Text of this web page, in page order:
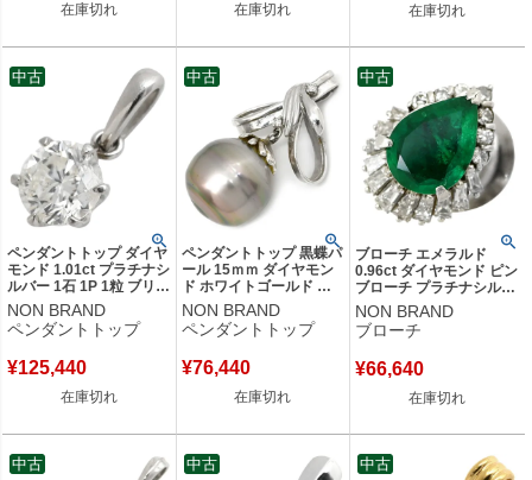
在庫切れ 在庫切れ 在庫切れ
ペンダントトップ ダイヤ
モンド 1.01ct プラチナシ
ルバー 1石 1P 1粒 ブリリ
アントカット ネックレス
トップ チャーム Pt900
【中古】
NON BRAND
ペンダントトップ
¥125,440
在庫切れ
中古
ペンダントトップ 黒蝶パ
ール 15ｍｍ ダイヤモン
ド ホワイトゴールド 真
珠 シルバー プラチナ オ
フラウンドシェイプ リボ
ン 【中古】
NON BRAND
ペンダントトップ
¥76,440
在庫切れ
中古
ブローチ エメラルド
0.96ct ダイヤモンド ピン
ブローチ プラチナシルバ
ー 緑 グリーン 1石 ペア
NON BRAND
ブローチ
¥66,640
在庫切れ
中古
中古 中古 中古